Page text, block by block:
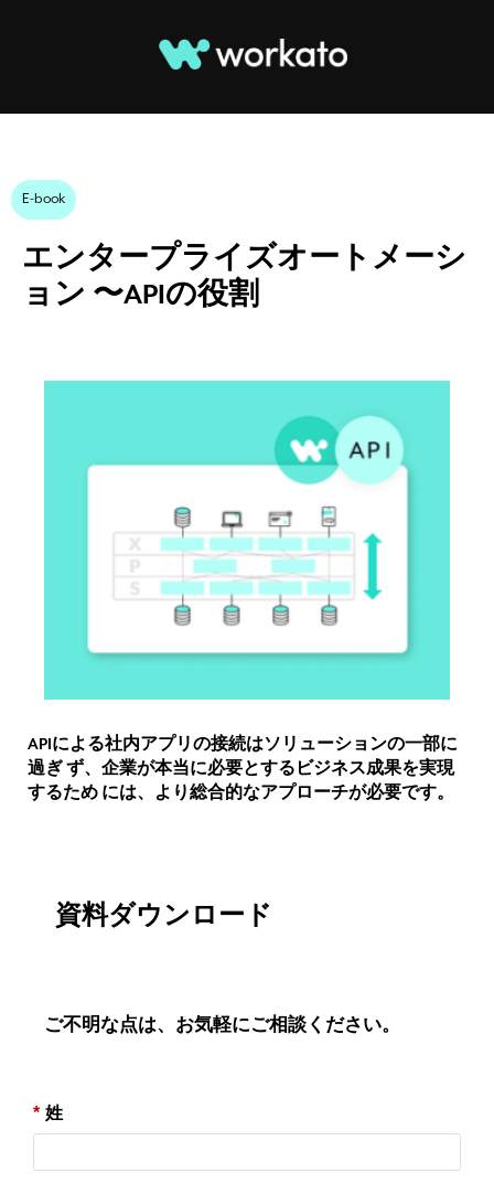
E-book
エンタープライズオートメーシ
ョン 〜APIの役割
APIによる社内アプリの接続はソリューションの一部に
過ぎ ず、企業が本当に必要とするビジネス成果を実現
するため には、より総合的なアプローチが必要です。
資料ダウンロード
ご不明な点は、お気軽にご相談ください。
* 姓